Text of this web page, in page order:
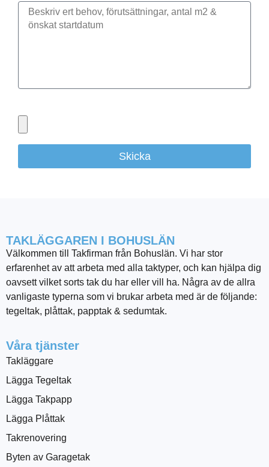
Skicka
TAKLÄGGAREN I BOHUSLÄN
Välkommen till Takfirman från Bohuslän. Vi har stor
erfarenhet av att arbeta med alla taktyper, och kan hjälpa dig
oavsett vilket sorts tak du har eller vill ha. Några av de allra
vanligaste typerna som vi brukar arbeta med är de följande:
tegeltak, plåttak, papptak & sedumtak.
Våra tjänster
Takläggare
Lägga Tegeltak
Lägga Takpapp
Lägga Plåttak
Takrenovering
Byten av Garagetak